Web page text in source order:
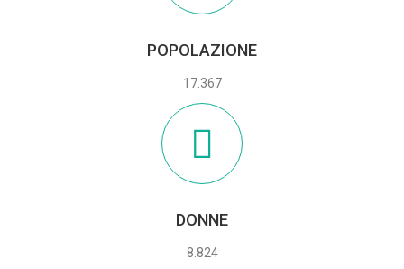
POPOLAZIONE
17.367
DONNE
8.824